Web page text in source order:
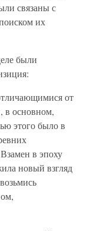
связаны с
их
были
от
в основном,
этого было в
в эпоху
новый взгляд